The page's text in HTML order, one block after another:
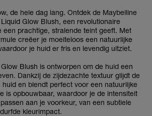
de hele dag lang. Ontdek de Maybelline
Glow Blush, een revolutionaire
een prachtige, stralende teint geeft. Met
creëer je moeiteloos een natuurlijke
je huid er fris en levendig uitziet.
Blush is ontworpen om de huid een
Dankzij de zijdezachte textuur glijdt de
huid en blendt perfect voor een natuurlijke
is opbouwbaar, waardoor je de intensiteit
aan je voorkeur, van een subtiele
kleurimpact.